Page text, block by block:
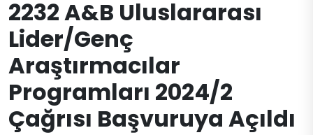
2232 A&B Uluslararası
Lider/Genç
Araştırmacılar
Programları 2024/2
Çağrısı Başvuruya Açıldı